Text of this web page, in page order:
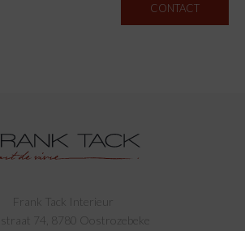
CONTACT
Frank Tack Interieur
74, 8780 Oostrozebeke